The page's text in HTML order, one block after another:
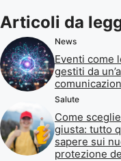
Articoli da
News
Eventi come
gestiti da
Salute
Come
giusta: tutto
sapere sui
protezione